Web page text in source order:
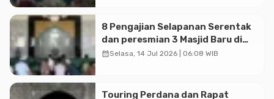
8 Pengajian Selapanan Serentak
dan peresmian 3 Masjid Baru di
Banyumas
calendar_monthSelasa, 14 Jul 2026 | 06:08 WIB
Touring Perdana dan Rapat